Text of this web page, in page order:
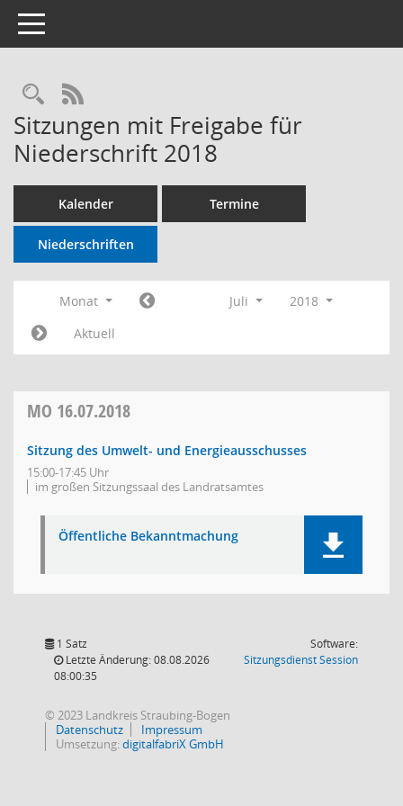
Toggle navigation
RSS-Feed
Sitzungen mit Freigabe für
Niederschrift 2018
Kalender Termine
Niederschriften
Monat Juli
2018
Aktuell
MO 16.07.2018
Sitzung des Umwelt- und Energieausschusses
15:00-17:45 Uhr
im großen Sitzungssaal des Landratsamtes
Öffentliche Bekanntmachung
1 Satz
Letzte Änderung: 08.08.2026
08:00:35
Software:
SitzungsdienstSession(Wird in
© 2023 Landkreis Straubing-Bogen
Datenschutz
Impressum
Umsetzung:digitalfabriX GmbH